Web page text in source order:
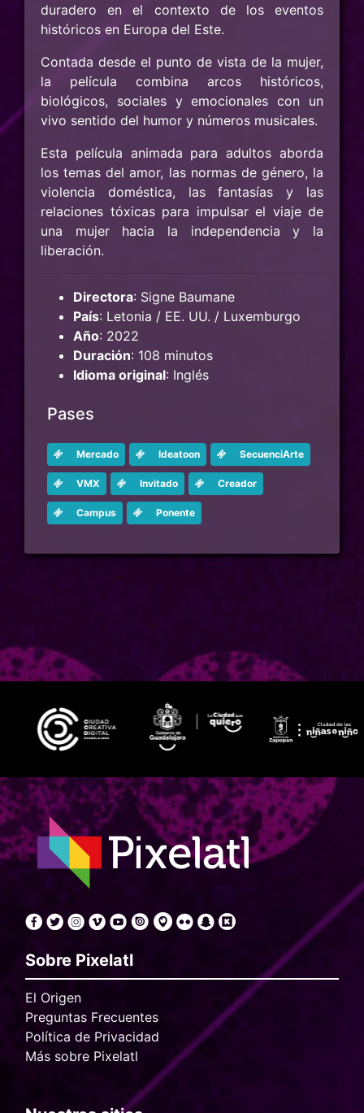
duradero en el contexto de los eventos
históricos en Europa del Este.
Contada desde el punto de vista de la mujer,
la película combina arcos históricos,
biológicos, sociales y emocionales con un
vivo sentido del humor y números musicales.
Esta película animada para adultos aborda
los temas del amor, las normas de género, la
violencia doméstica, las fantasías y las
relaciones tóxicas para impulsar el viaje de
una mujer hacia la independencia y la
liberación.
Directora: Signe Baumane
País: Letonia / EE. UU. / Luxemburgo
Año: 2022
Duración: 108 minutos
Idioma original: Inglés
Pases
Mercado Ideatoon SecuenciArte
VMX Invitado Creador
Campus Ponente
Sobre Pixelatl
El Origen
Preguntas Frecuentes
Política de Privacidad
Más sobre Pixelatl